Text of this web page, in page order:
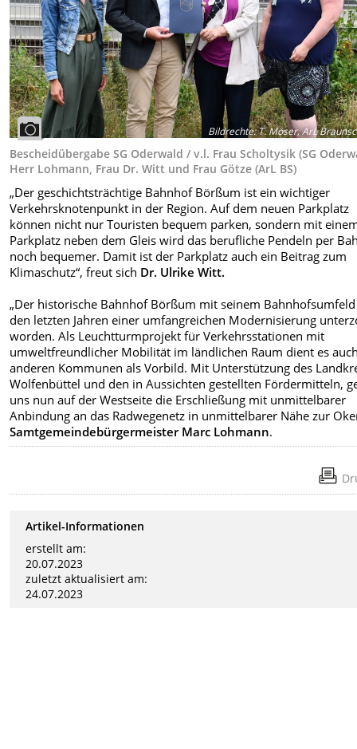
Bildrechte:T. Möser, ArL
Bescheidübergabe SG Oderwald / v.l. Frau Scholtysik (SG
Herr Lohmann, Frau Dr. Witt und Frau Götze (ArL BS)
„Der geschichtsträchtige Bahnhof Börßum ist ein wichtiger
Verkehrsknotenpunkt in der Region. Auf dem neuen Parkplatz
können nicht nur Touristen bequem parken, sondern mit
Parkplatz neben dem Gleis wird das berufliche Pendeln per
noch bequemer. Damit ist der Parkplatz auch ein Beitrag zum
Klimaschutz“, freut sich Dr. Ulrike Witt.
„Der historische Bahnhof Börßum mit seinem
den letzten Jahren einer umfangreichen Modernisierung
worden. Als Leuchtturmprojekt für Verkehrsstationen mit
umweltfreundlicher Mobilität im ländlichen Raum dient es
anderen Kommunen als Vorbild. Mit Unterstützung des
Wolfenbüttel und den in Aussichten gestellten Fördermitteln,
uns nun auf der Westseite die Erschließung mit unmittelbarer
Anbindung an das Radwegenetz in unmittelbarer Nähe zur
Samtgemeindebürgermeister Marc Lohmann.
Artikel-Informationen
erstellt am:
20.07.2023
zuletzt aktualisiert am:
24.07.2023